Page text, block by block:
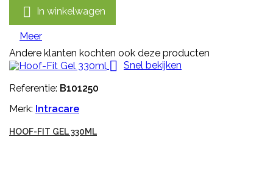
 In winkelwagen
Meer
Andere klanten kochten ook deze producten
 Snel bekijken
Referentie: B101250
Merk: Intracare
HOOF-FIT GEL 330ML